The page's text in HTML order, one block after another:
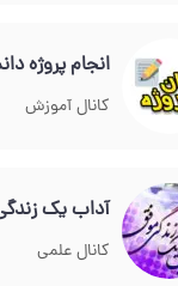
انجام پروژه
کانال آموزش
آداب یک
کانال علمی